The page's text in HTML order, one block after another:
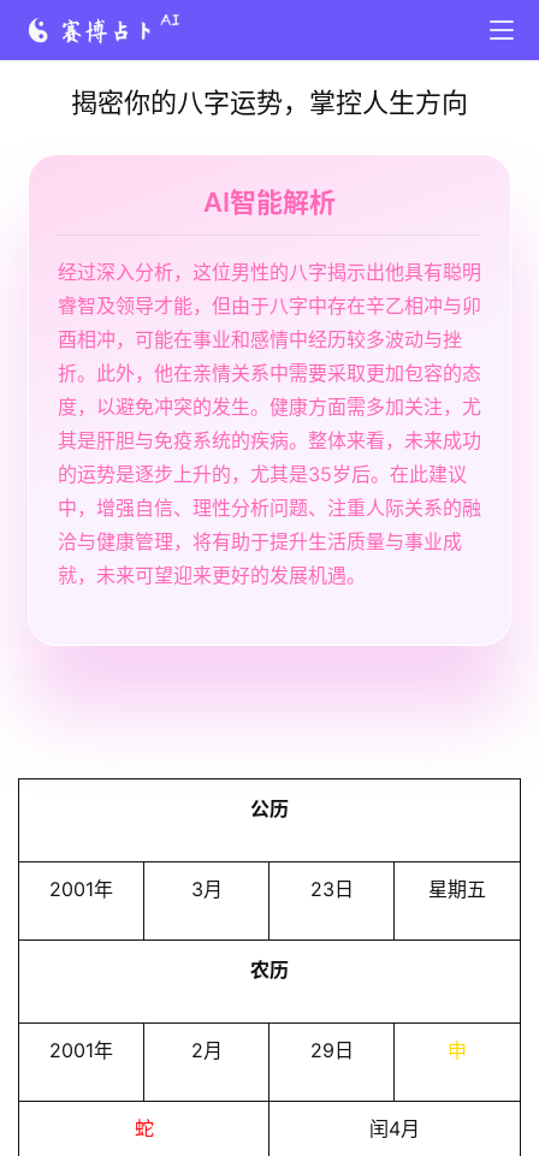
揭密你的八字运势，掌控人生方向
AI智能解析
经过深入分析，这位男性的八字揭示出他具有聪明
睿智及领导才能，但由于八字中存在辛乙相冲与卯
酉相冲，可能在事业和感情中经历较多波动与挫
折。此外，他在亲情关系中需要采取更加包容的态
度，以避免冲突的发生。健康方面需多加关注，尤
其是肝胆与免疫系统的疾病。整体来看，未来成功
的运势是逐步上升的，尤其是35岁后。在此建议
中，增强自信、理性分析问题、注重人际关系的融
洽与健康管理，将有助于提升生活质量与事业成
就，未来可望迎来更好的发展机遇。
公历
2001年 3月 23日 星期五
农历
2001年 2月 29日 申
蛇 闰4月